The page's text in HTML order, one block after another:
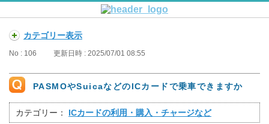
カテゴリー表示
No : 106 更新日時 : 2025/07/01 08:55
PASMOやSuicaなどのICカードで乗車できますか
カテゴリー： ICカードの利用・購入・チャージなど